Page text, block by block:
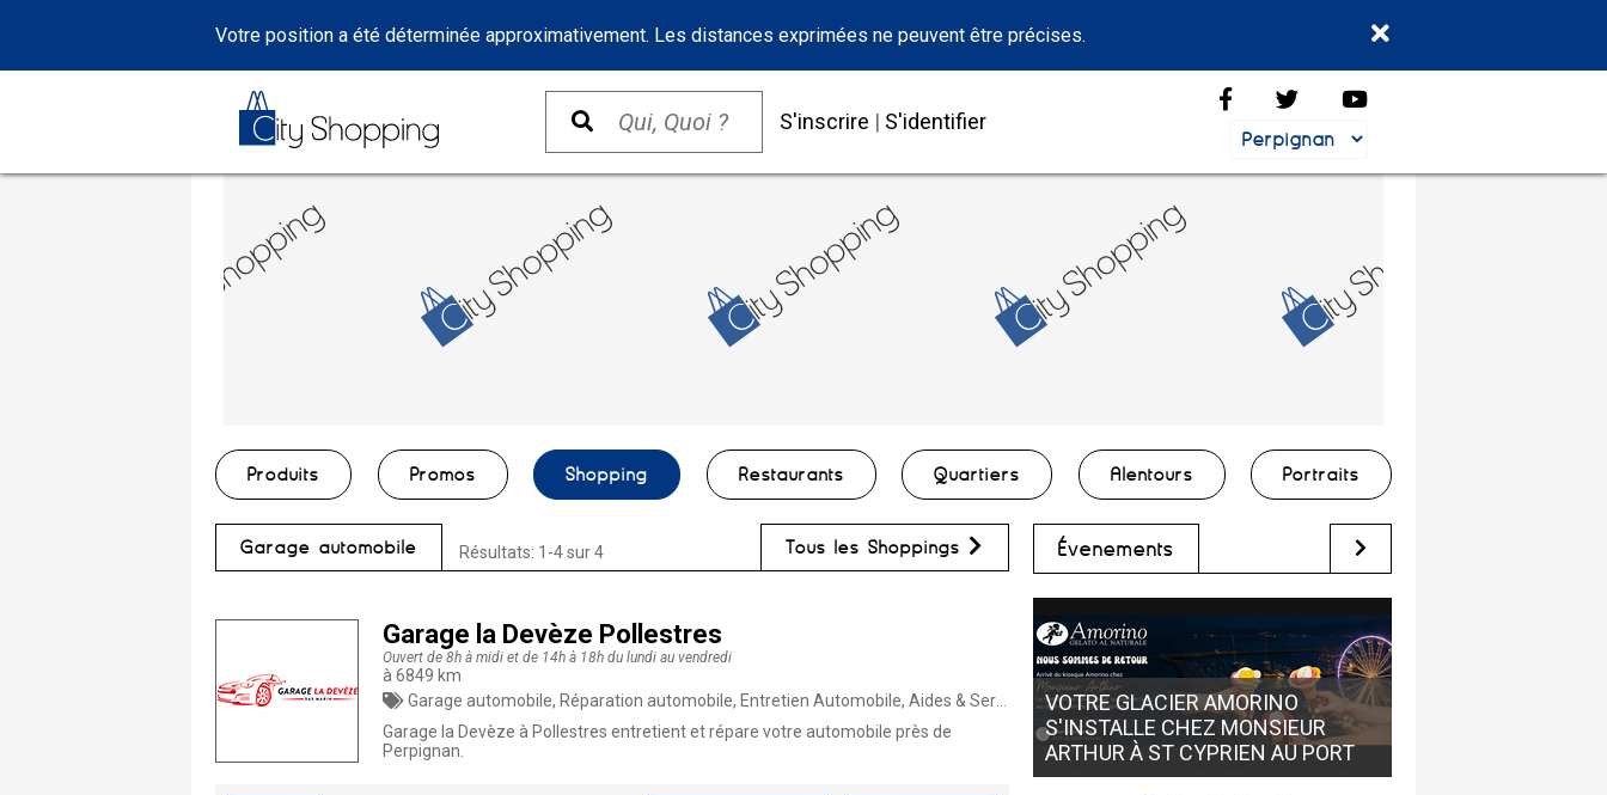
Votre position a été déterminée approximativement. Les distances exprimées ne peuvent être précises.
S'inscrire | S'identifier
Produits Promos Shopping Restaurants Quartiers Alentours Portraits
Garage automobile Résultats: 1-4 sur 4 Tous les Shoppings
Garage la Devèze Pollestres
Ouvert de 8h à midi et de 14h à 18h du lundi au vendredi
à 6849 km
Garage automobile, Réparation automobile, Entretien Automobile, Aides & Services
Garage la Devèze à Pollestres entretient et répare votre automobile près de
Perpignan.
Évènements
VOTRE GLACIER AMORINO
S'INSTALLE CHEZ MONSIEUR
ARTHUR À ST CYPRIEN AU PORT